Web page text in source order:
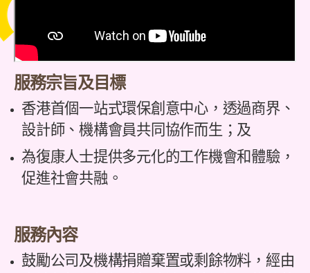
服務宗旨及目標
香港首個一站式環保創意中心，透過商界、
設計師、機構會員共同協作而生；及
為復康人士提供多元化的工作機會和體驗，
促進社會共融。
服務內容
鼓勵公司及機構捐贈棄置或剩餘物料，經由